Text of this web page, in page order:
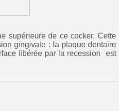
supérieure de ce cocker. Cette
gingivale : la plaque dentaire
libérée par la recession est